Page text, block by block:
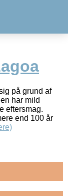
på grund af
har mild
eftersmag.
end 100 år